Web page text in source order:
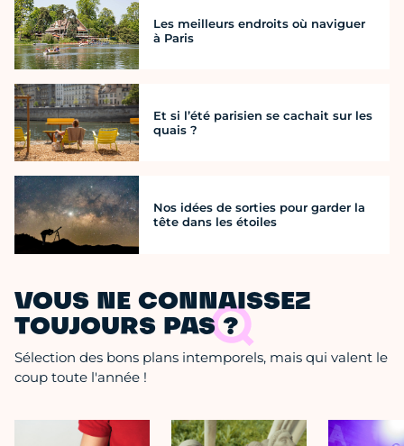
Les meilleurs endroits où naviguer
à Paris
Et si l’été parisien se cachait sur les
quais ?
Nos idées de sorties pour garder la
tête dans les étoiles
VOUS NE CONNAISSEZ
TOUJOURS PAS ?
Sélection des bons plans intemporels, mais qui valent le
coup toute l'année !